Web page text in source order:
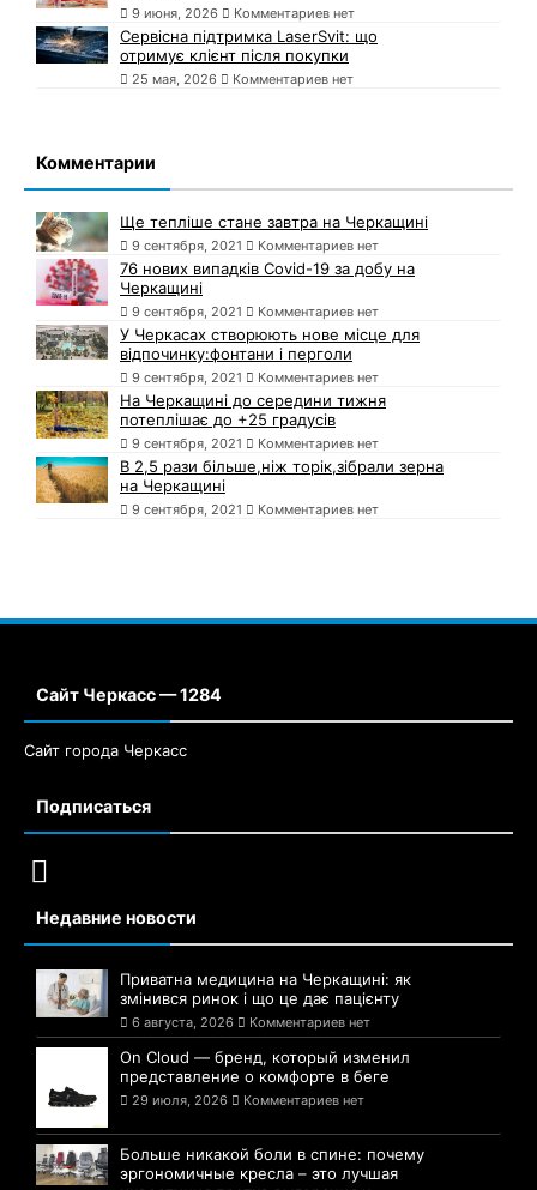
9 июня, 2026 Комментариев нет
Сервісна підтримка LaserSvit: що
отримує клієнт після покупки
25 мая, 2026 Комментариев нет
Комментарии
Ще тепліше стане завтра на Черкащині
9 сентября, 2021 Комментариев нет
76 нових випадків Covid-19 за добу на
Черкащині
9 сентября, 2021 Комментариев нет
У Черкасах створюють нове місце для
відпочинку:фонтани і перголи
9 сентября, 2021 Комментариев нет
На Черкащині до середини тижня
потеплішає до +25 градусів
9 сентября, 2021 Комментариев нет
В 2,5 рази більше,ніж торік,зібрали зерна
на Черкащині
9 сентября, 2021 Комментариев нет
Сайт Черкасс — 1284
Сайт города Черкасс
Подписаться
Недавние новости
Приватна медицина на Черкащині: як
змінився ринок і що це дає пацієнту
6 августа, 2026 Комментариев нет
On Cloud — бренд, который изменил
представление о комфорте в беге
29 июля, 2026 Комментариев нет
Больше никакой боли в спине: почему
эргономичные кресла – это лучшая